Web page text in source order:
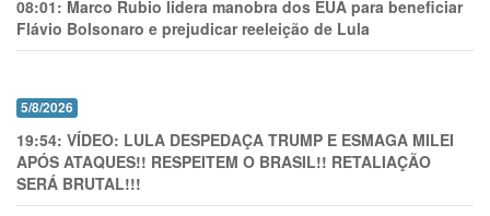
08:01: Marco Rubio lidera manobra dos EUA para beneficiar
Flávio Bolsonaro e prejudicar reeleição de Lula
5/8/2026
19:54: VÍDEO: LULA DESPEDAÇA TRUMP E ESMAGA MILEI
APÓS ATAQUES!! RESPEITEM O BRASIL!! RETALIAÇÃO
SERÁ BRUTAL!!!